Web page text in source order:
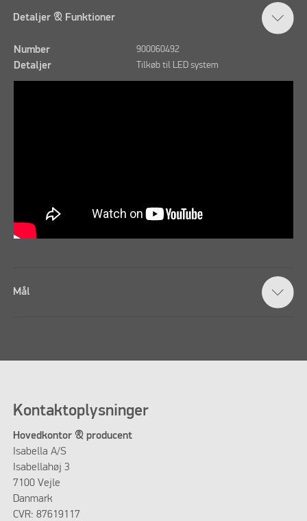
Detaljer & Funktioner
Number 900060492
Detaljer Tilkøb til LED system
Mål
Kontaktoplysninger
Hovedkontor & producent
Isabella A/S
Isabellahøj 3
7100 Vejle
Danmark
CVR: 87619117